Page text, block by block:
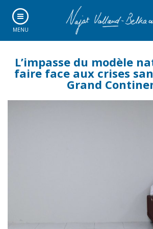
MENU
L’impasse du modèle
faire face aux crises
Grand